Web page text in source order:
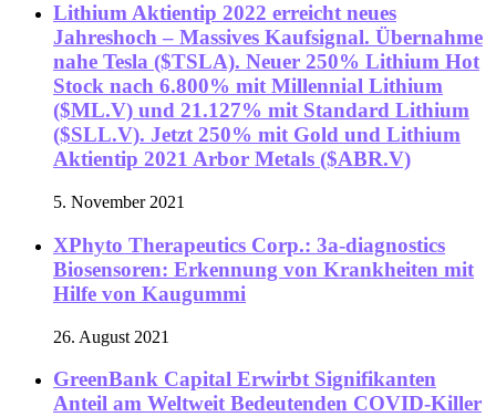
Lithium Aktientip 2022 erreicht neues
Jahreshoch – Massives Kaufsignal. Übernahme
nahe Tesla ($TSLA). Neuer 250% Lithium Hot
Stock nach 6.800% mit Millennial Lithium
($ML.V) und 21.127% mit Standard Lithium
($SLL.V). Jetzt 250% mit Gold und Lithium
Aktientip 2021 Arbor Metals ($ABR.V)
5. November 2021
XPhyto Therapeutics Corp.: 3a-diagnostics
Biosensoren: Erkennung von Krankheiten mit
Hilfe von Kaugummi
26. August 2021
GreenBank Capital Erwirbt Signifikanten
Anteil am Weltweit Bedeutenden COVID-Killer